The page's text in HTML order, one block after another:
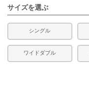
サイズを選ぶ
シングル
ワイドダブル